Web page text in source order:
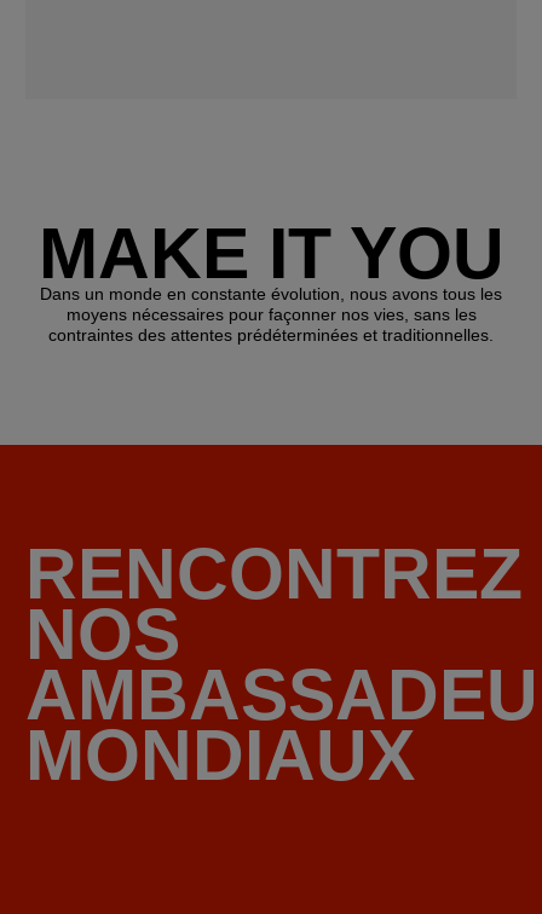
MAKE IT YOU
Dans un monde en constante évolution, nous avons tous les
moyens nécessaires pour façonner nos vies, sans les
contraintes des attentes prédéterminées et traditionnelles.
RENCONTREZ
NOS
MONDIAUX